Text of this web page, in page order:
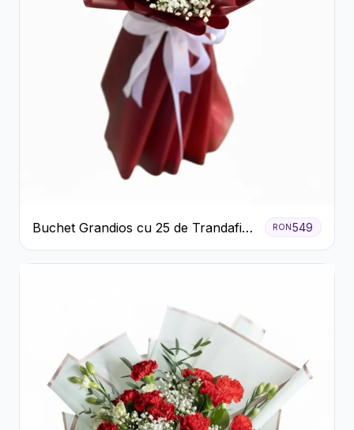
Buchet Grandios cu 25 de Trandafiri
Roșii
RON 549